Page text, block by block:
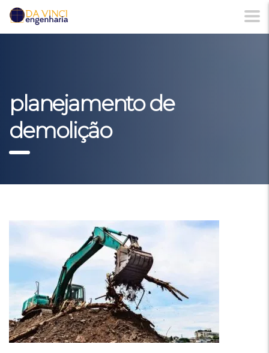
planejamento de
demolição